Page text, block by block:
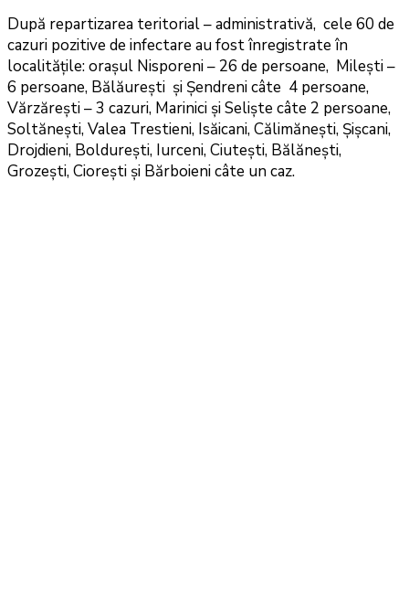
După repartizarea teritorial – administrativă, cele 60 de
cazuri pozitive de infectare au fost înregistrate în
localităţile: oraşul Nisporeni – 26 de persoane, Mileşti –
6 persoane, Bălăureşti şi Şendreni câte 4 persoane,
Vărzăreşti – 3 cazuri, Marinici şi Selişte câte 2 persoane,
Soltăneşti, Valea Trestieni, Isăicani, Călimăneşti, Şişcani,
Drojdieni, Boldureşti, Iurceni, Ciuteşti, Bălăneşti,
Grozeşti, Cioreşti şi Bărboieni câte un caz.